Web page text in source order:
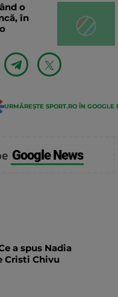
o
în
URMĂREȘTE SPORT.RO ÎN GOOGLE
Google News
a spus Nadia
Cristi Chivu